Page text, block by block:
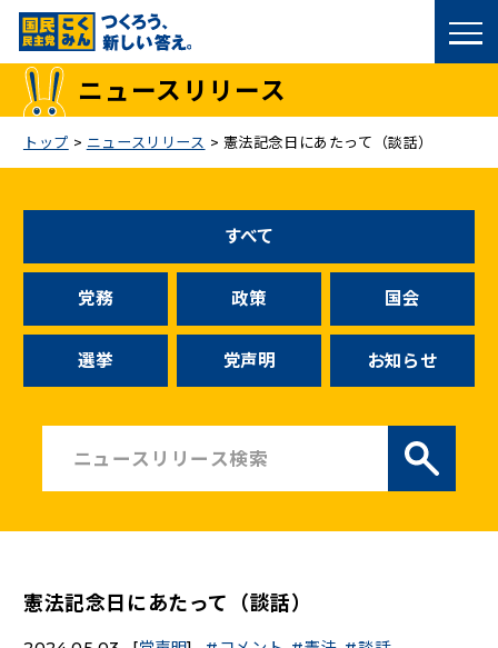
国民民主党トップ
候補者公募
こくみん政治塾
党基本情報
お問い合わせ
こくみんうさぎの部屋
ニュースリリース
トップ > ニュースリリース > 憲法記念日にあたって（談話）
すべて
党務 政策 国会
選挙 党声明 お知らせ
憲法記念日にあたって（談話）